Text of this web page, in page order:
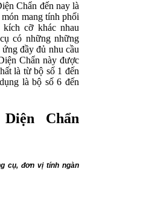
Chẩn đến nay là
mang tính phối
cỡ khác nhau
có những những
đầy đủ nhu cầu
Chẩn này được
là từ bộ số 1 đến
là bộ số 6 đến
Chẩn
cụ, đơn vị tính ngàn